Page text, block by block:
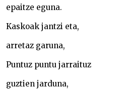
epaitze eguna.
Kaskoak jantzi eta,
arretaz garuna,
Puntuz puntu jarraituz
guztien jarduna,